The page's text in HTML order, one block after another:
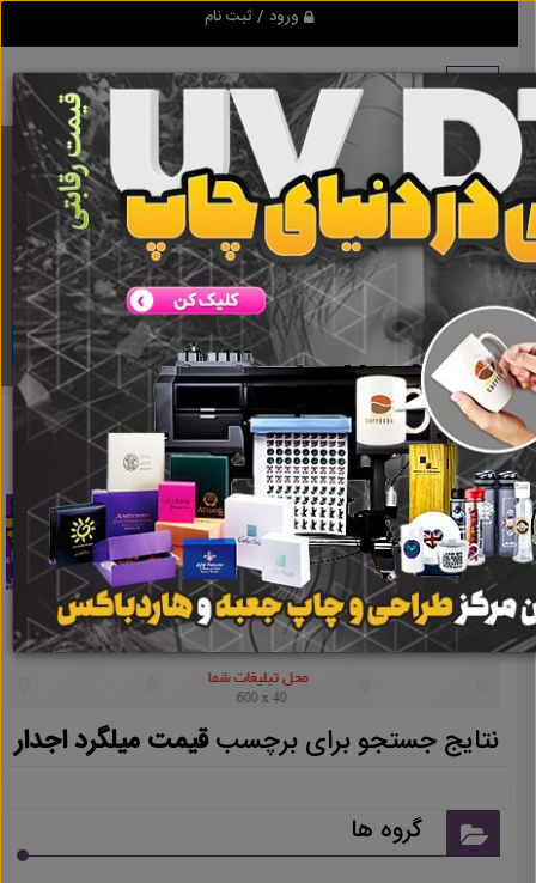
ورود / ثبت نام
برنامه اندروید ابزاریراق
مرجع نیازمندیهای ابزار و یراق آلات عمومی و صنعتی
دانلود
ابزاریراق قیمت میلگرد اجدار نتایج جستجو برای برچسبقیمت میلگرد
اجدار
نتایج جستجو برای برچسبقیمت میلگرد اجدار
گروه ها